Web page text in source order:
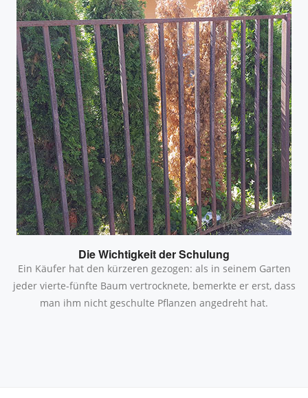
Die Wichtigkeit der Schulung
Ein Käufer hat den kürzeren gezogen: als in seinem Garten
jeder vierte-fünfte Baum vertrocknete, bemerkte er erst, dass
man ihm nicht geschulte Pflanzen angedreht hat.